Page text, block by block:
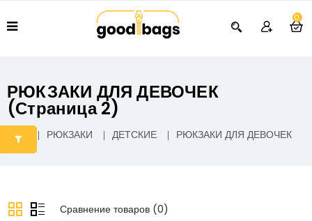
0
РЮКЗАКИ ДЛЯ ДЕВОЧЕК
(страница 2)
РЮКЗАКИ ДЕТСКИЕ РЮКЗАКИ ДЛЯ ДЕВОЧЕК
Сравнение товаров (0)